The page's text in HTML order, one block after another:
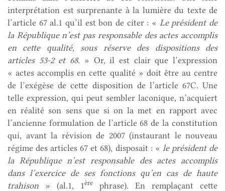
interprétation est surprenante à la lumière du texte de
l’article 67 al.1 qu’il est bon de citer : « Le président de
la République n’est pas responsable des actes accomplis
en cette qualité, sous réserve des dispositions des
articles 53-2 et 68. » Or, il est clair que l’expression
« actes accomplis en cette qualité » doit être au centre
de l’exégèse de cette disposition de l’article 67C. Une
telle expression, qui peut sembler laconique, n’acquiert
en réalité son sens que si on la met en rapport avec
l’ancienne formulation de l’article 68 de la constitution
qui, avant la révision de 2007 (instaurant le nouveau
régime des articles 67 et 68), disposait : « le président de
la République n’est responsable des actes accomplis
dans l’exercice de ses fonctions qu’en cas de haute
trahison » (al.1, 1ère
phrase). En remplaçant cette